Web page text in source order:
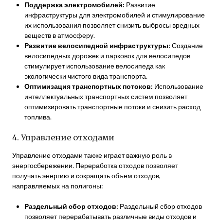
Поддержка электромобилей: Развитие
инфраструктуры для электромобилей и стимулирование
их использования позволяет снизить выбросы вредных
веществ в атмосферу.
Развитие велосипедной инфраструктуры: Создание
велосипедных дорожек и парковок для велосипедов
стимулирует использование велосипеда как
экологически чистого вида транспорта.
Оптимизация транспортных потоков: Использование
интеллектуальных транспортных систем позволяет
оптимизировать транспортные потоки и снизить расход
топлива.
4. Управление отходами
Управление отходами также играет важную роль в
энергосбережении. Переработка отходов позволяет
получать энергию и сокращать объем отходов,
направляемых на полигоны:
Раздельный сбор отходов: Раздельный сбор отходов
позволяет перерабатывать различные виды отходов и